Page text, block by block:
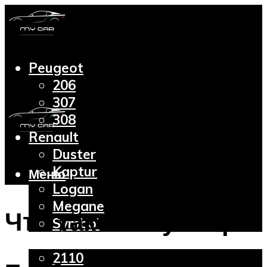
Peugeot
206
307
308
Renault
Duster
Kaptur
Logan
Megane
Symbol
2110
Меню
Что такое плунжер?